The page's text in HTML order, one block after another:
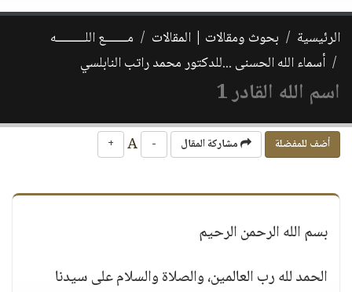
الرئيسية بحوث ومقالات | المقالات
مـــــــع اللـــــــــه
أسماء الله الحسنى ...للدكتور محمد راتب النابلسي
اسم الله القادر 1
أضف للمفضلة مشاركة المقال -
+
بسم الله الرحمن الرحيم
الحمد لله رب العالمين، والصلاة والسلام على سيدنا